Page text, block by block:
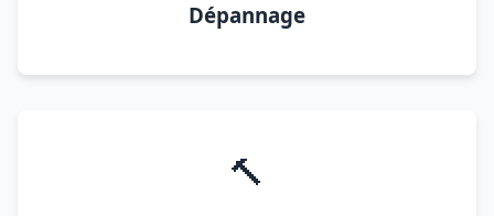
Dépannage
🔨